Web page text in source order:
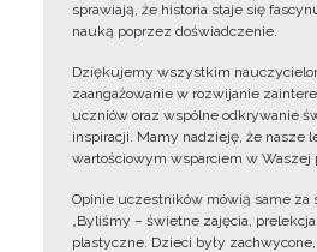
sprawiają, że historia staje się
nauką poprzez doświadczenie.
Dziękujemy wszystkim
zaangażowanie w rozwijanie
uczniów oraz wspólne odkrywanie
inspiracji. Mamy nadzieję, że nasze
wartościowym wsparciem w Waszej
Opinie uczestników mówią same za
„Byliśmy – świetne zajęcia,
plastyczne. Dzieci były